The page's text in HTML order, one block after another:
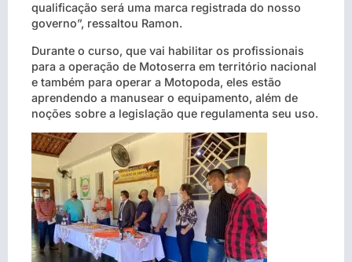
qualificação será uma marca registrada do nosso
governo”, ressaltou Ramon.
Durante o curso, que vai habilitar os profissionais
para a operação de Motoserra em território nacional
e também para operar a Motopoda, eles estão
aprendendo a manusear o equipamento, além de
noções sobre a legislação que regulamenta seu uso.